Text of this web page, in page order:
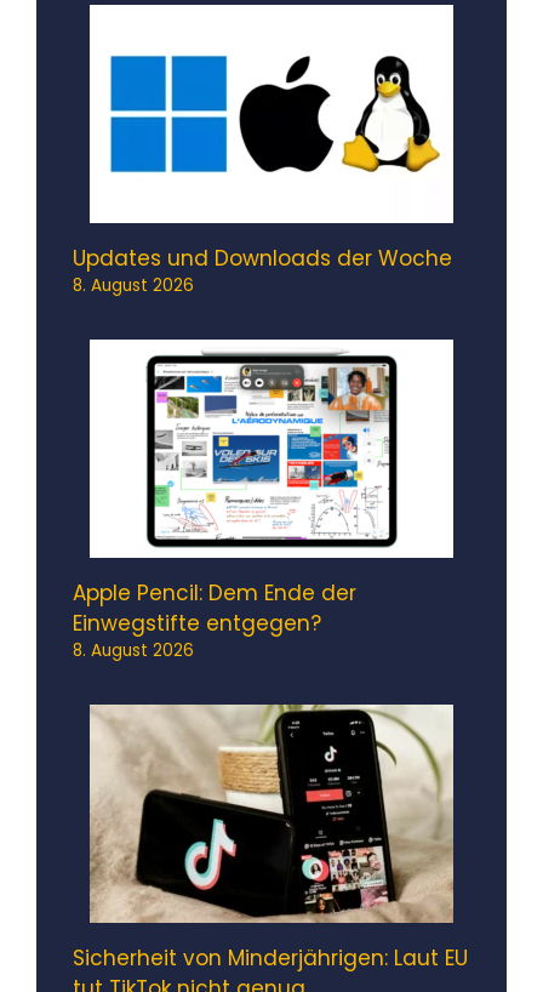
Updates und Downloads der Woche
8. August 2026
Apple Pencil: Dem Ende der
Einwegstifte entgegen?
8. August 2026
Sicherheit von Minderjährigen: Laut EU